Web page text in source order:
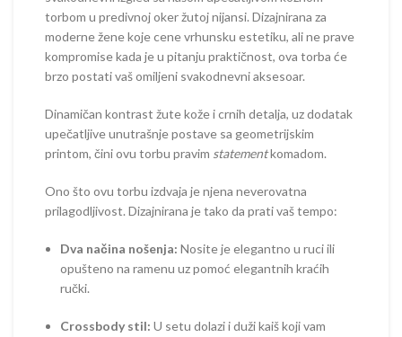
torbom u predivnoj oker žutoj nijansi. Dizajnirana za
moderne žene koje cene vrhunsku estetiku, ali ne prave
kompromise kada je u pitanju praktičnost, ova torba će
brzo postati vaš omiljeni svakodnevni aksesoar.
Dinamičan kontrast žute kože i crnih detalja, uz dodatak
upečatljive unutrašnje postave sa geometrijskim
printom, čini ovu torbu pravim statementkomadom.
Ono što ovu torbu izdvaja je njena neverovatna
prilagodljivost. Dizajnirana je tako da prati vaš tempo:
Dva načina nošenja: Nosite je elegantno u ruci ili
opušteno na ramenu uz pomoć elegantnih kraćih
ručki.
Crossbody stil: U setu dolazi i duži kaiš koji vam